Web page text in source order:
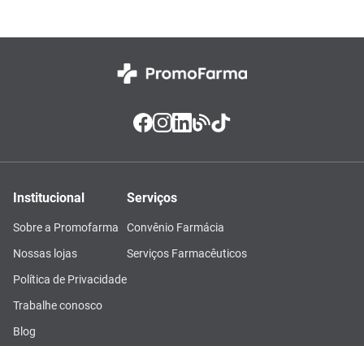
Institucional
Sobre a Promofarma
Nossas lojas
Política de Privacidade
Trabalhe conosco
Blog
Serviços
Convênio Farmácia
Serviços Farmacêuticos